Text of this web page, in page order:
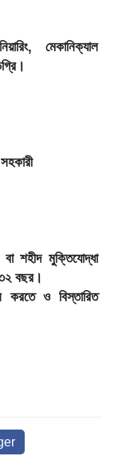
মেকানিক্যাল
শহীদ মুক্তিযোদ্ধা
৩২ বছর।
করতে ও বিস্তারিত